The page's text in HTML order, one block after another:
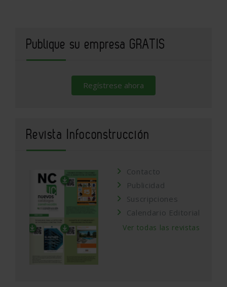
Publique su empresa GRATIS
Regístrese ahora
Revista Infoconstrucción
Contacto
Publicidad
Suscripciones
Calendario Editorial
Ver todas las revistas